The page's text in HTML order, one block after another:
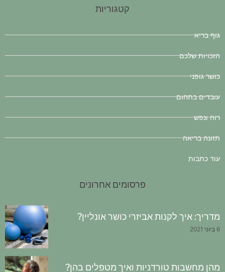
קטגוריות
גוף בריא
הזכויות שלכם
כושר גופני
עובדים בתחום
רוח ונפש
תזונה בריאה
עוד כתבות
פרסומים אחרונים
מדריך: איך לקנות אביזרי כושר אונליין?
6 ביוני 2021
מהן מחשבות טורדניות ואיך מטפלים בהן?